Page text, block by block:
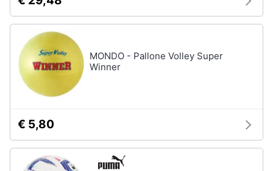
MONDO - Pallone Volley Super
Winner
€ 5,80